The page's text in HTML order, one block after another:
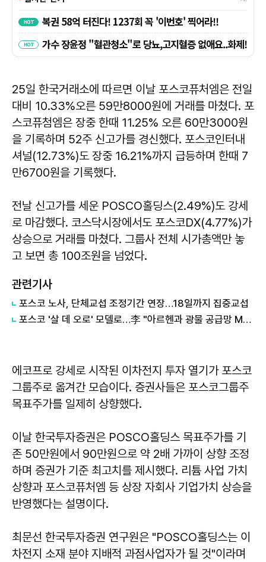
25일 한국거래소에 따르면 이날 포스코퓨처엠은 전일
대비 10.33%오른 59만8000원에 거래를 마쳤다. 포
스코퓨첨엠은 장중 한때 11.25% 오른 60만3000원
을 기록하며 52주 신고가를 경신했다. 포스코인터내
셔널(12.73%)도 장중 16.21%까지 급등하며 한때 7
만6700원을 기록했다.
전날 신고가를 세운 POSCO홀딩스(2.49%)도 강세
로 마감했다. 코스닥시장에서도 포스코DX(4.77%)가
상승으로 거래를 마쳤다. 그룹사 전체 시가총액만 놓
고 보면 총 100조원을 넘었다.
관련기사
포스코 노사, 단체교섭 조정기간 연장…18일까지 집중교섭
포스코 '살 데 오로' 모델로…李 "아르헨과 광물 공급망 MOU"
에코프로 강세로 시작된 이차전지 투자 열기가 포스코
그룹주로 옮겨간 모습이다. 증권사들은 포스코그룹주
목표주가를 일제히 상향했다.
이날 한국투자증권은 POSCO홀딩스 목표주가를 기
존 50만원에서 90만원으로 약 2배 가까이 상향 조정
하며 증권가 기준 최고치를 제시했다. 리튬 사업 가치
상향과 포스코퓨처엠 등 상장 자회사 기업가치 상승을
반영했다는 설명이다.
최문선 한국투자증권 연구원은 "POSCO홀딩스는 이
차전지 소재 분야 지배적 과점사업자가 될 것"이라며